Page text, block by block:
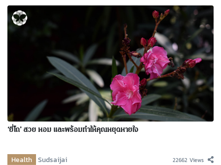
‘ยี่โถ’ สวย หอม และพร้อมทำให้คุณหยุดหายใจ
Health Sudsaijai 22662 Views